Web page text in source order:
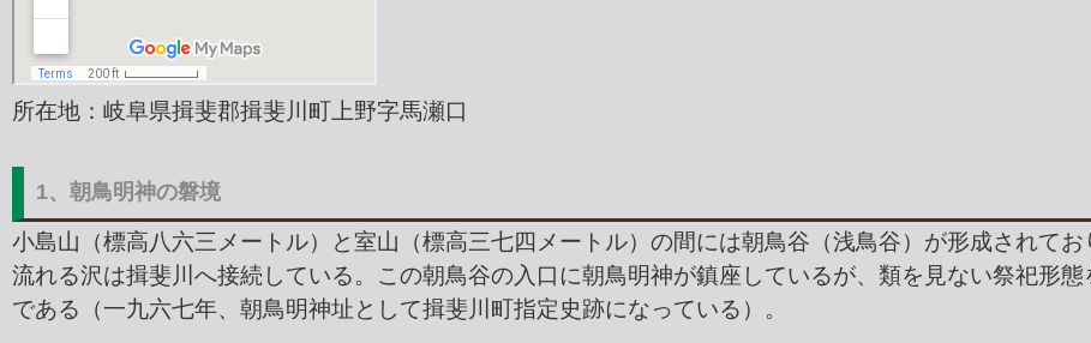
所在地：岐阜県揖斐郡揖斐川町上野字馬瀬口
1、朝鳥明神の磐境
小島山（標高八六三メートル）と室山（標高三七四メートル）の間には朝鳥谷（浅鳥谷）が形成されてお
流れる沢は揖斐川へ接続している。この朝鳥谷の入口に朝鳥明神が鎮座しているが、類を見ない祭祀形態
である（一九六七年、朝鳥明神址として揖斐川町指定史跡になっている）。